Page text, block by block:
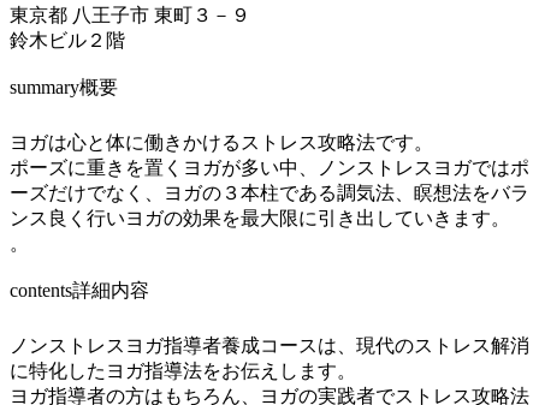
東京都 八王子市 東町３－９
鈴木ビル２階
summary概要
ヨガは心と体に働きかけるストレス攻略法です。
ポーズに重きを置くヨガが多い中、ノンストレスヨガではポ
ーズだけでなく、ヨガの３本柱である調気法、瞑想法をバラ
ンス良く行いヨガの効果を最大限に引き出していきます。
。
contents詳細内容
ノンストレスヨガ指導者養成コースは、現代のストレス解消
に特化したヨガ指導法をお伝えします。
ヨガ指導者の方はもちろん、ヨガの実践者でストレス攻略法